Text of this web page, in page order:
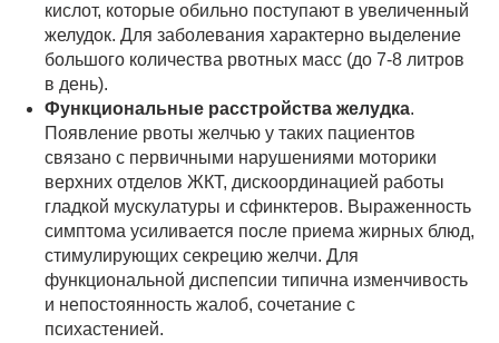
кислот, которые обильно поступают в увеличенный
желудок. Для заболевания характерно выделение
большого количества рвотных масс (до 7-8 литров
в день).
Функциональные расстройства желудка.
Появление рвоты желчью у таких пациентов
связано с первичными нарушениями моторики
верхних отделов ЖКТ, дискоординацией работы
гладкой мускулатуры и сфинктеров. Выраженность
симптома усиливается после приема жирных блюд,
стимулирующих секрецию желчи. Для
функциональной диспепсии типична изменчивость
и непостоянность жалоб, сочетание с
психастенией.